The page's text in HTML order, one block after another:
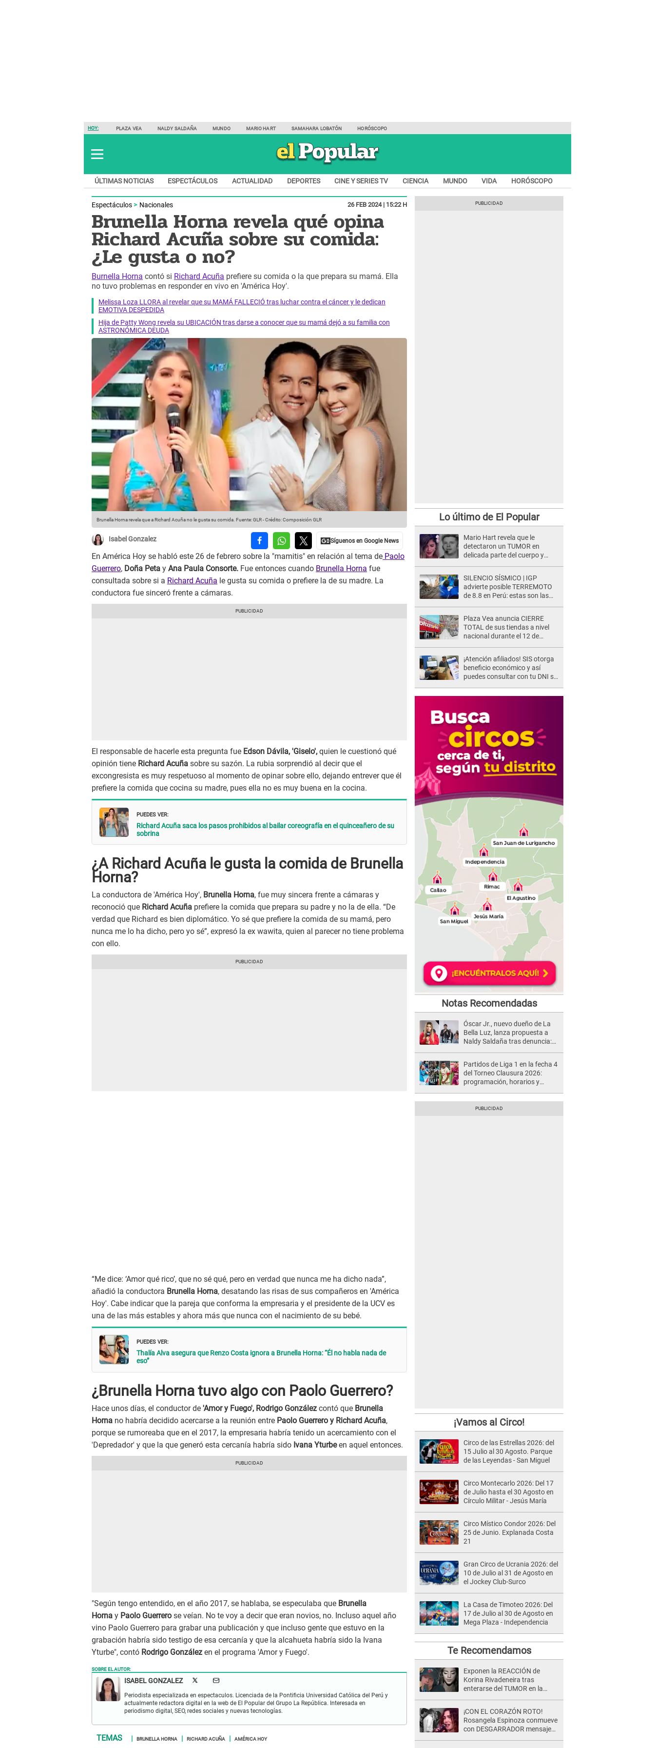
HOY: PLAZA VEA NALDY SALDAÑA MUNDO MARIO HART SAMAHARA LOBATÓN HORÓSCOPO
ÚLTIMAS NOTICIAS ESPECTÁCULOS ACTUALIDAD DEPORTES CINE Y SERIES TV CIENCIA MUNDO VIDA HORÓSCOPO
Espectáculos Nacionales 26 FEB 2024 | 15:22 H
Brunella Horna revela qué opina
Richard Acuña sobre su comida:
¿Le gusta o no?
Burnella Horna contó si Richard Acuña prefiere su comida o la que prepara su mamá. Ella
no tuvo problemas en responder en vivo en 'América Hoy'.
Melissa Loza LLORA al revelar que su MAMÁ FALLECIÓ tras luchar contra el cáncer y le dedican
EMOTIVA DESPEDIDA
Hija de Patty Wong revela su UBICACIÓN tras darse a conocer que su mamá dejó a su familia con
ASTRONÓMICA DEUDA
Brunella Horna revela que a Richard Acuña no le gusta su comida. Fuente: GLR-Crédito: Composición GLR
Isabel Gonzalez
En América Hoy se habló este 26 de febrero sobre la "mamitis" en relación al tema de Paolo
Guerrero, Doña Peta y Ana Paula Consorte. Fue entonces cuando Brunella Horna fue
consultada sobre si a Richard Acuña le gusta su comida o prefiere la de su madre. La
conductora fue sinceró frente a cámaras.
El responsable de hacerle esta pregunta fue Edson Dávila, 'Giselo', quien le cuestionó qué
opinión tiene Richard Acuña sobre su sazón. La rubia sorprendió al decir que el
excongresista es muy respetuoso al momento de opinar sobre ello, dejando entrever que él
prefiere la comida que cocina su madre, pues ella no es muy buena en la cocina.
PUEDES VER:
Richard Acuña saca los pasos prohibidos al bailar coreografía en el quinceañero de su
sobrina
¿A Richard Acuña le gusta la comida de Brunella
Horna?
La conductora de 'América Hoy', Brunella Horna, fue muy sincera frente a cámaras y
reconoció que Richard Acuña prefiere la comida que prepara su padre y no la de ella. “De
verdad que Richard es bien diplomático. Yo sé que prefiere la comida de su mamá, pero
nunca me lo ha dicho, pero yo sé”, expresó la ex wawita, quien al parecer no tiene problema
con ello.
“Me dice: ‘Amor qué rico’, que no sé qué, pero en verdad que nunca me ha dicho nada”,
añadió la conductora Brunella Horna, desatando las risas de sus compañeros en 'América
Hoy'. Cabe indicar que la pareja que conforma la empresaria y el presidente de la UCV es
una de las más estables y ahora más que nunca con el nacimiento de su bebé.
PUEDES VER:
Thalía Alva asegura que Renzo Costa ignora a Brunella Horna: “Él no habla nada de
eso”
¿Brunella Horna tuvo algo con Paolo Guerrero?
Hace unos días, el conductor de 'Amor y Fuego', Rodrigo González contó que Brunella
Horna no habría decidido acercarse a la reunión entre Paolo Guerrero y Richard Acuña,
porque se rumoreaba que en el 2017, la empresaria habría tenido un acercamiento con el
'Depredador' y que la que generó esta cercanía habría sido Ivana Yturbeen aquel entonces.
"Según tengo entendido, en el año 2017, se hablaba, se especulaba que Brunella
Horna y Paolo Guerrero se veían. No te voy a decir que eran novios, no. Incluso aquel año
vino Paolo Guerrero para grabar una publicación y que incluso gente que estuvo en la
grabación habría sido testigo de esa cercanía y que la alcahueta habría sido la Ivana
Yturbe", contó Rodrigo González en el programa 'Amor y Fuego'.
SOBRE EL AUTOR:
ISABEL GONZALEZ
Periodista especializada en espectaculos. Licenciada de la Pontificia Universidad Católica del Perú y
actualmente redactora digital en la web de El Popular del Grupo La República. Interesada en
periodismo digital, SEO, redes sociales y nuevas tecnologías.
BRUNELLA HORNA RICHARD ACUÑA AMÉRICA HOY
Lo último de El Popular
Mario Hart revela que le
detectaron un TUMOR en
delicada parte del cuerpo y
muy fuertes..."
SILENCIO SÍSMICO | IGP
advierte posible TERREMOTO
de 8.8 en Perú: estas son las
Plaza Vea anuncia CIERRE
TOTAL de sus tiendas a nivel
nacional durante el 12 de
¡Atención afiliados! SIS otorga
beneficio económico y así
puedes consultar con tu DNI si
Notas Recomendadas
Óscar Jr., nuevo dueño de La
Bella Luz, lanza propuesta a
Naldy Saldaña tras denuncia:
Partidos de Liga 1 en la fecha 4
del Torneo Clausura 2026:
programación, horarios y
¡Vamos al Circo!
Circo de las Estrellas 2026: del
15 Julio al 30 Agosto. Parque
de las Leyendas - San Miguel
Circo Montecarlo 2026: Del 17
de Julio hasta el 30 Agosto en
Círculo Militar - Jesús María
Circo Místico Condor 2026: Del
25 de Junio. Explanada Costa
21
Gran Circo de Ucrania 2026: del
10 de Julio al 31 de Agosto en
el Jockey Club-Surco
La Casa de Timoteo 2026: Del
17 de Julio al 30 de Agosto en
Mega Plaza - Independencia
Te Recomendamos
Exponen la REACCIÓN de
Korina Rivadeneira tras
enterarse del TUMOR en la
¡CON EL CORAZÓN ROTO!
Rosangela Espinoza conmueve
con DESGARRADOR mensaje